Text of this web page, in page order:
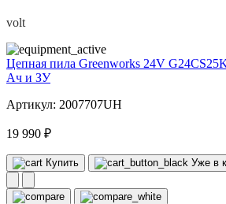
volt
Цепная пила Greenworks 24V
Ач и ЗУ
Артикул: 2007707UH
19 990 ₽
Купить Уже в